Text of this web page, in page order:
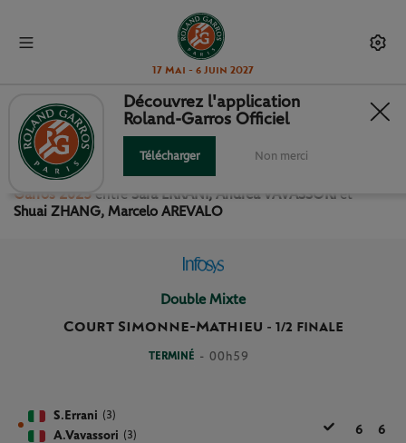
17 Mai - 6 Juin 2027
1/2 FINALE DOUBLE MIXTE
Revivez le match des 1/2 Finale Double Mixte Roland
Garros 2025 entre Sara ERRANI, Andrea VAVASSORI et
Shuai ZHANG, Marcelo AREVALO
Double Mixte
Court Simonne-Mathieu - 1/2 FINALE
TERMINÉ - 00h59
S.Errani (3)
A.Vavassori (3) 6 6
Découvrez l'application
Roland-Garros Officiel
Télécharger Non merci